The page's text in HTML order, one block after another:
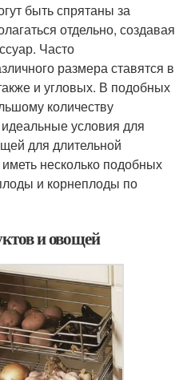
быть спрятаны за
отдельно, создавая
Часто
размера ставятся в
и угловых. В подобных
количеству
условия для
для длительной
несколько подобных
и корнеплоды по
и овощей